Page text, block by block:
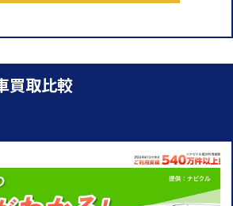
買取比較